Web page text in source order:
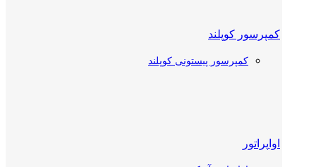
کمپرسور کوپلند
کمپرسور پیستونی کوپلند
کمپرسور بیتزر
اواپراتور